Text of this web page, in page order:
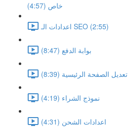
خاص (4:57)
اعدادات الـ SEO (2:55)
بوابة الدفع (8:47)
تعديل الصفحة الرئيسية (8:39)
نموذج الشراء (4:19)
اعدادات الشحن (4:31)